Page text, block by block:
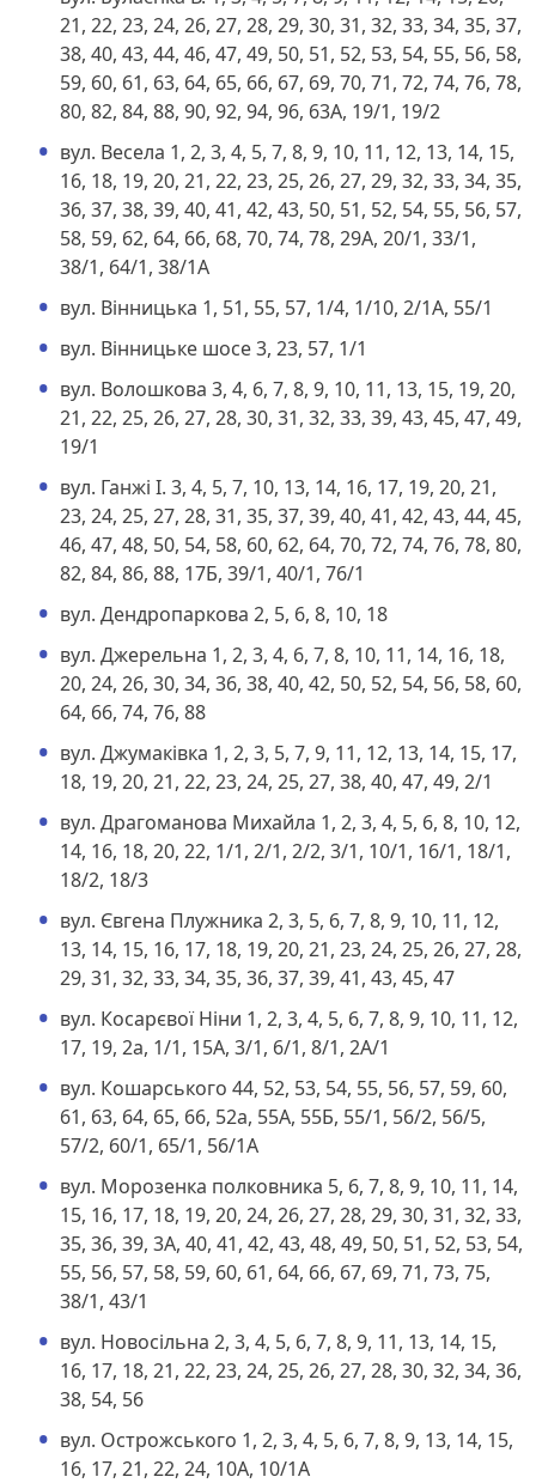
21, 22, 23, 24, 26, 27, 28, 29, 30, 31, 32, 33, 34, 35, 37,
38, 40, 43, 44, 46, 47, 49, 50, 51, 52, 53, 54, 55, 56, 58,
59, 60, 61, 63, 64, 65, 66, 67, 69, 70, 71, 72, 74, 76, 78,
80, 82, 84, 88, 90, 92, 94, 96, 63А, 19/1, 19/2
вул. Весела 1, 2, 3, 4, 5, 7, 8, 9, 10, 11, 12, 13, 14, 15,
16, 18, 19, 20, 21, 22, 23, 25, 26, 27, 29, 32, 33, 34, 35,
36, 37, 38, 39, 40, 41, 42, 43, 50, 51, 52, 54, 55, 56, 57,
58, 59, 62, 64, 66, 68, 70, 74, 78, 29А, 20/1, 33/1,
38/1, 64/1, 38/1А
вул. Вінницька 1, 51, 55, 57, 1/4, 1/10, 2/1А, 55/1
вул. Вінницьке шосе 3, 23, 57, 1/1
вул. Волошкова 3, 4, 6, 7, 8, 9, 10, 11, 13, 15, 19, 20,
21, 22, 25, 26, 27, 28, 30, 31, 32, 33, 39, 43, 45, 47, 49,
19/1
вул. Ганжі І. 3, 4, 5, 7, 10, 13, 14, 16, 17, 19, 20, 21,
23, 24, 25, 27, 28, 31, 35, 37, 39, 40, 41, 42, 43, 44, 45,
46, 47, 48, 50, 54, 58, 60, 62, 64, 70, 72, 74, 76, 78, 80,
82, 84, 86, 88, 17Б, 39/1, 40/1, 76/1
вул. Дендропаркова 2, 5, 6, 8, 10, 18
вул. Джерельна 1, 2, 3, 4, 6, 7, 8, 10, 11, 14, 16, 18,
20, 24, 26, 30, 34, 36, 38, 40, 42, 50, 52, 54, 56, 58, 60,
64, 66, 74, 76, 88
вул. Джумаківка 1, 2, 3, 5, 7, 9, 11, 12, 13, 14, 15, 17,
18, 19, 20, 21, 22, 23, 24, 25, 27, 38, 40, 47, 49, 2/1
вул. Драгоманова Михайла 1, 2, 3, 4, 5, 6, 8, 10, 12,
14, 16, 18, 20, 22, 1/1, 2/1, 2/2, 3/1, 10/1, 16/1, 18/1,
18/2, 18/3
вул. Євгена Плужника 2, 3, 5, 6, 7, 8, 9, 10, 11, 12,
13, 14, 15, 16, 17, 18, 19, 20, 21, 23, 24, 25, 26, 27, 28,
29, 31, 32, 33, 34, 35, 36, 37, 39, 41, 43, 45, 47
вул. Косарєвої Ніни 1, 2, 3, 4, 5, 6, 7, 8, 9, 10, 11, 12,
17, 19, 2а, 1/1, 15А, 3/1, 6/1, 8/1, 2А/1
вул. Кошарського 44, 52, 53, 54, 55, 56, 57, 59, 60,
61, 63, 64, 65, 66, 52а, 55А, 55Б, 55/1, 56/2, 56/5,
57/2, 60/1, 65/1, 56/1А
вул. Морозенка полковника 5, 6, 7, 8, 9, 10, 11, 14,
15, 16, 17, 18, 19, 20, 24, 26, 27, 28, 29, 30, 31, 32, 33,
35, 36, 39, 3А, 40, 41, 42, 43, 48, 49, 50, 51, 52, 53, 54,
55, 56, 57, 58, 59, 60, 61, 64, 66, 67, 69, 71, 73, 75,
38/1, 43/1
вул. Новосільна 2, 3, 4, 5, 6, 7, 8, 9, 11, 13, 14, 15,
16, 17, 18, 21, 22, 23, 24, 25, 26, 27, 28, 30, 32, 34, 36,
38, 54, 56
вул. Острожського 1, 2, 3, 4, 5, 6, 7, 8, 9, 13, 14, 15,
16, 17, 21, 22, 24, 10А, 10/1А